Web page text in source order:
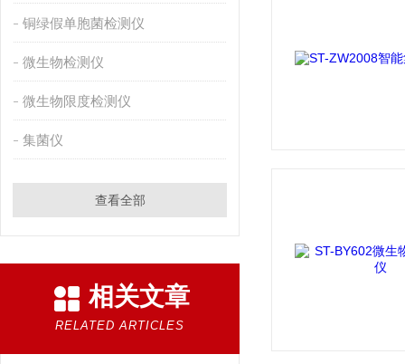
铜绿假单胞菌检测仪
微生物检测仪
微生物限度检测仪
集菌仪
查看全部
相关文章
RELATED ARTICLES